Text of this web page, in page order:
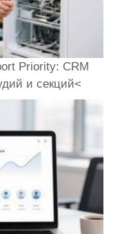
Priority: CRM
и секций<